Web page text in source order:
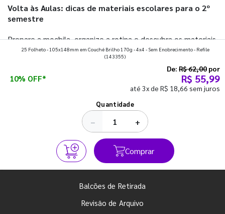
Volta às Aulas: dicas de materiais escolares para o 2º
semestre
Prepare a mochila, organize a rotina e descubra os materiais
que fazem toda diferença para começar o segundo
25 Folheto - 105x148mm em Couché Brilho 170g - 4x4 - Sem Enobrecimento - Refile
(143355)
10% OFF*
De: R$ 62,00 por
R$ 55,99
até 3x de R$ 18,66 sem juros
Quantidade
− +
Comprar
Balcões de Retirada
Revisão de Arquivo